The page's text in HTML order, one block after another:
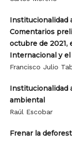
Institucionalidad
Comentarios
octubre de 2021,
Internacional y
Francisco Julio
Institucionalidad
ambiental
Raúl Escobar
Frenar la